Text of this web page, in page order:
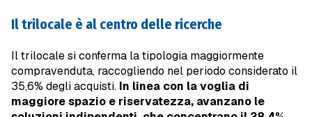
Il trilocale è al centro delle ricerche
Il trilocale si conferma la tipologia maggiormente
compravenduta, raccogliendo nel periodo considerato il
35,6% degli acquisti. In linea con la voglia di
maggiore spazio e riservatezza, avanzano le